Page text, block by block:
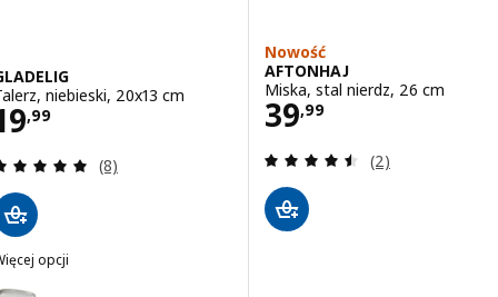
niebieski, 20x13 cm
,99 19,99
Recenzja: 5 z 5 gwiazdki. Łączna liczba recenzji:
(8)
opcji
GLADELIG, Talerz, szary, 20x13 cm
Nowość
AFTONHAJ
Miska, stal nierdz, 26 cm
39,99
Cena 39,99
Recenzja: 4.5
(2)